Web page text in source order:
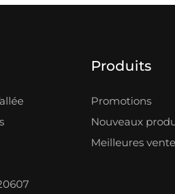
Produits
Promotions
Nouveaux
Meilleures